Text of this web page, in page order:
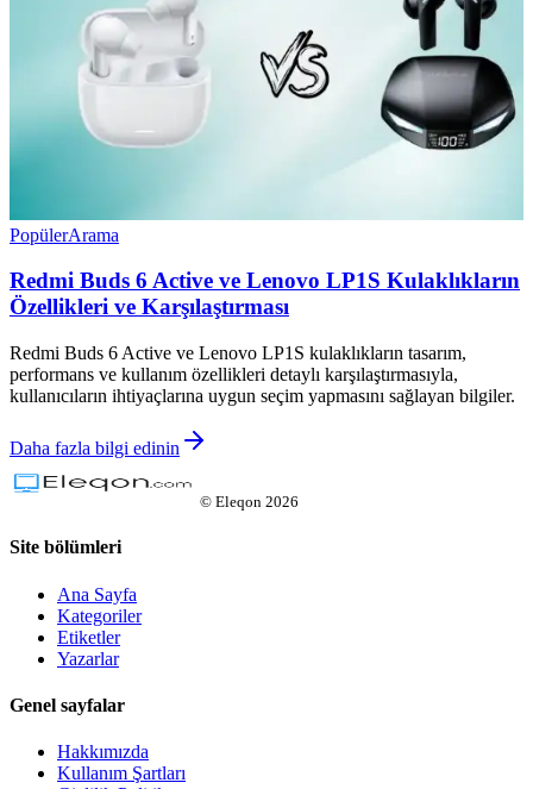
PopülerArama
Redmi Buds 6 Active ve Lenovo LP1S Kulaklıkların
Özellikleri ve Karşılaştırması
Redmi Buds 6 Active ve Lenovo LP1S kulaklıkların tasarım,
performans ve kullanım özellikleri detaylı karşılaştırmasıyla,
kullanıcıların ihtiyaçlarına uygun seçim yapmasını sağlayan bilgiler.
Daha fazla bilgi edinin
© Eleqon 2026
Site bölümleri
Ana Sayfa
Kategoriler
Etiketler
Yazarlar
Genel sayfalar
Hakkımızda
Kullanım Şartları